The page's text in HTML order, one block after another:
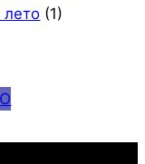
лето (1)